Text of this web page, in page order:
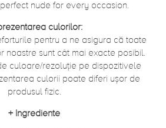
nude for every occasion.
culorilor:
pentru a ne asigura că toate
noastre sunt cât mai exacte posibil.
culoare/rezoluție pe dispozitivele
culorii poate diferi ușor de
produsul fizic.
+ Ingrediente